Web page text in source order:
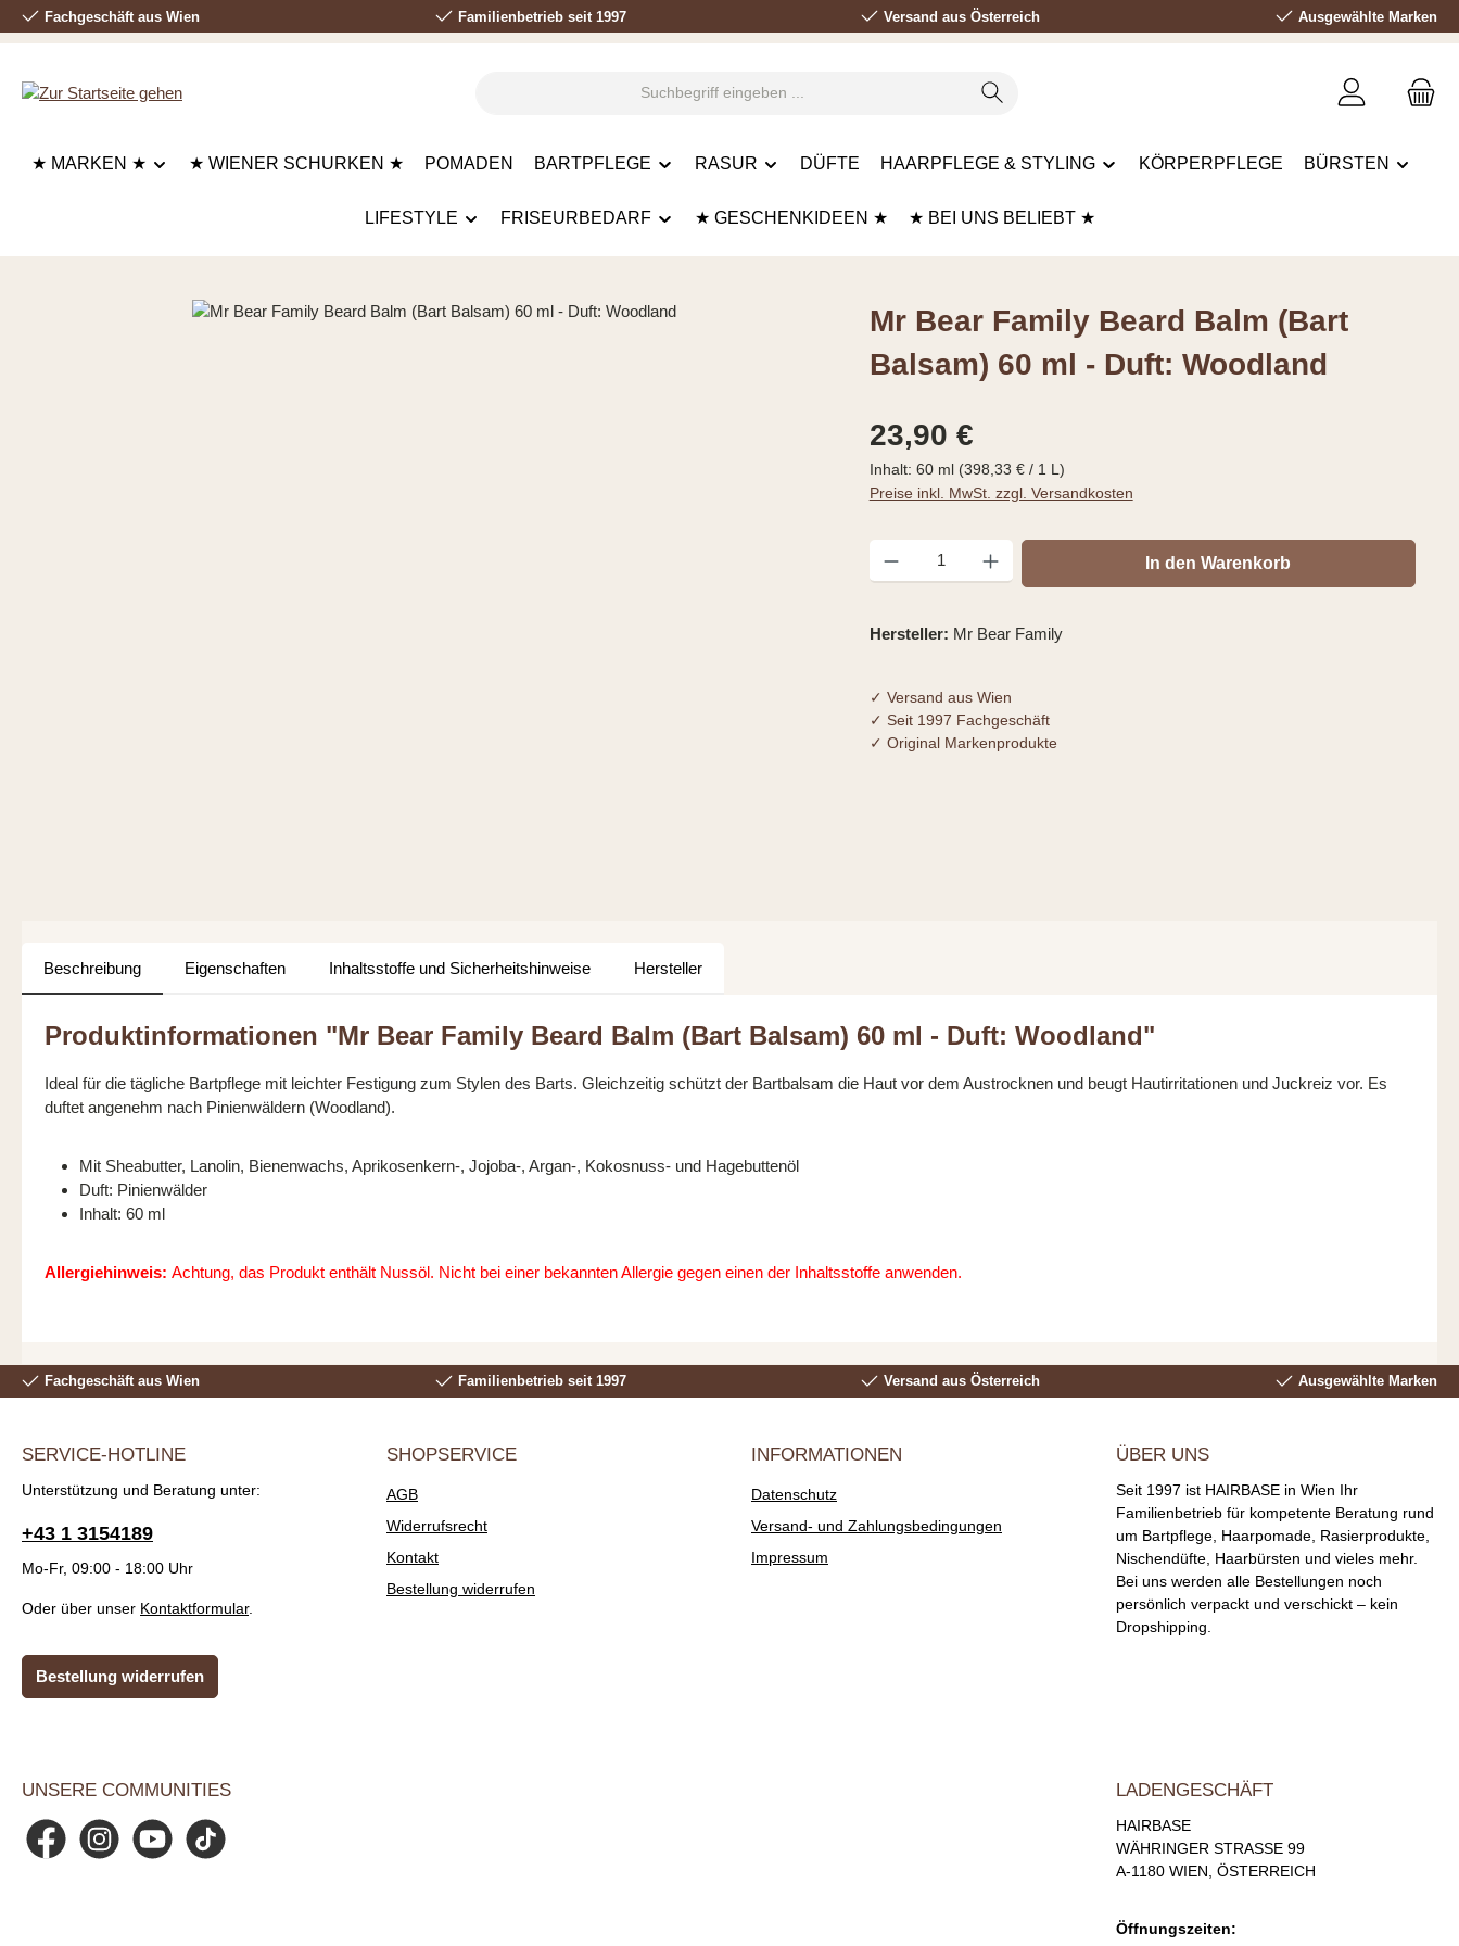
Hauptinhalt springen
Zur Suche springen
Zur Hauptnavigation springen
Fachgeschäft aus Wien Familienbetrieb seit 1997 Versand aus Österreich Ausgewählte Marken
★ MARKEN ★ ★ WIENER SCHURKEN ★ POMADEN BARTPFLEGE RASUR DÜFTE HAARPFLEGE & STYLING KÖRPERPFLEGE BÜRSTEN
LIFESTYLE FRISEURBEDARF ★ GESCHENKIDEEN ★ ★ BEI UNS BELIEBT ★
Bildergalerie überspringen
Mr Bear Family Beard Balm (Bart
Balsam) 60 ml - Duft: Woodland
Regulärer Preis:
23,90 €
Inhalt: 60 ml (398,33 € / 1 L)
Preise inkl. MwSt. zzgl. Versandkosten
Produkt Anzahl: Gib den gewünschten Wert ein oder benutze die Schaltflächen um
In den Warenkorb
Hersteller: Mr Bear Family
✓ Versand aus Wien
✓ Seit 1997 Fachgeschäft
✓ Original Markenprodukte
Beschreibung Eigenschaften Inhaltsstoffe und Sicherheitshinweise Hersteller
Produktinformationen "Mr Bear Family Beard Balm (Bart Balsam) 60 ml - Duft: Woodland"
Ideal für die tägliche Bartpflege mit leichter Festigung zum Stylen des Barts. Gleichzeitig schützt der Bartbalsam die Haut vor dem Austrocknen und beugt Hautirritationen und Juckreiz vor. Es
duftet angenehm nach Pinienwäldern (Woodland).
Mit Sheabutter, Lanolin, Bienenwachs, Aprikosenkern-, Jojoba-, Argan-, Kokosnuss- und Hagebuttenöl
Duft: Pinienwälder
Inhalt: 60 ml
Allergiehinweis: Achtung, das Produkt enthält Nussöl. Nicht bei einer bekannten Allergie gegen einen der Inhaltsstoffe anwenden.
Fachgeschäft aus Wien Familienbetrieb seit 1997 Versand aus Österreich Ausgewählte Marken
SERVICE-HOTLINE
Unterstützung und Beratung unter:
+43 1 3154189
Mo-Fr, 09:00 - 18:00 Uhr
Oder über unser Kontaktformular.
Bestellung widerrufen
SHOPSERVICE
AGB
Widerrufsrecht
Kontakt
Bestellung widerrufen
INFORMATIONEN
Datenschutz
Versand- und Zahlungsbedingungen
Impressum
ÜBER UNS
Seit 1997 ist HAIRBASE in Wien Ihr
Familienbetrieb für kompetente Beratung rund
um Bartpflege, Haarpomade, Rasierprodukte,
Nischendüfte, Haarbürsten und vieles mehr.
Bei uns werden alle Bestellungen noch
persönlich verpackt und verschickt – kein
Dropshipping.
UNSERE COMMUNITIES
FacebookInstagramYouTubeTikTok
LADENGESCHÄFT
HAIRBASE
WÄHRINGER STRASSE 99
A-1180 WIEN, ÖSTERREICH
Öffnungszeiten: